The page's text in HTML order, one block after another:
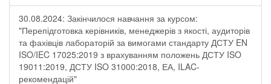
30.08.2024: Закінчилося навчання за курсом:
"Перепідготовка керівників, менеджерів з якості, аудиторів
та фахівців лабораторій за вимогами стандарту ДСТУ EN
ISO/IEC 17025:2019 з врахуванням положень ДСТУ ISO
19011:2019, ДСТУ ISO 31000:2018, ЕА, ILAC-
рекомендацій"